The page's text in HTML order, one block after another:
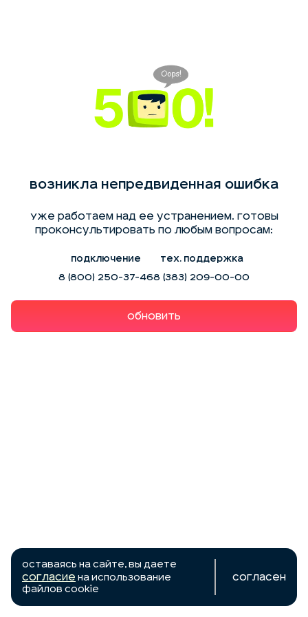
Возникла непредвиденная ошибка
Уже работаем над ее устранением. Готовы
проконсультировать по любым вопросам:
Подключение
8 (800) 250-37-46
Тех. поддержка
8 (383) 209-00-00
Обновить
Оставаясь на сайте, вы даете
согласие на использование
файлов cookie
Согласен